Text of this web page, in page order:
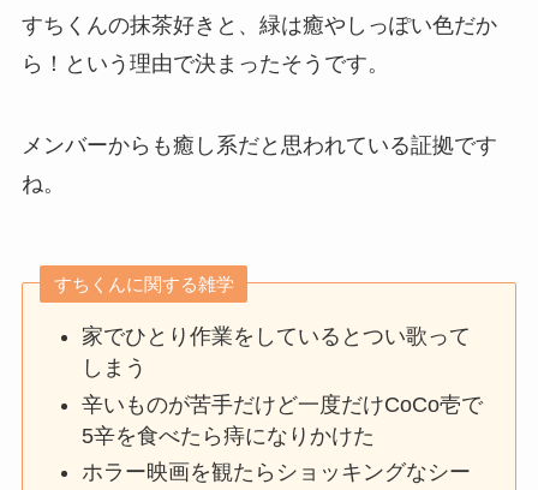
すちくんの抹茶好きと、緑は癒やしっぽい色だか
ら！という理由で決まったそうです。
メンバーからも癒し系だと思われている証拠です
ね。
すちくんに関する雑学
家でひとり作業をしているとつい歌って
しまう
辛いものが苦手だけど一度だけCoCo壱で
5辛を食べたら痔になりかけた
ホラー映画を観たらショッキングなシー